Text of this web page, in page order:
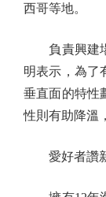
西哥等地。
負責興建場
明表示，為了
垂直面的特性
性則有助降溫
愛好者讚新